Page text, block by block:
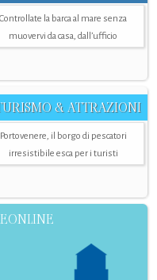
Controllate la barca al mare senza
muovervi da casa, dall’ufficio
& ATTRAZIONI
Portovenere, il borgo di pescatori
irresistibile esca per i turisti